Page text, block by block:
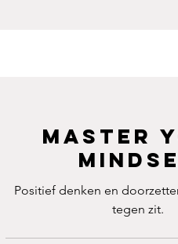
Master
Positief denken en
tegen zit.